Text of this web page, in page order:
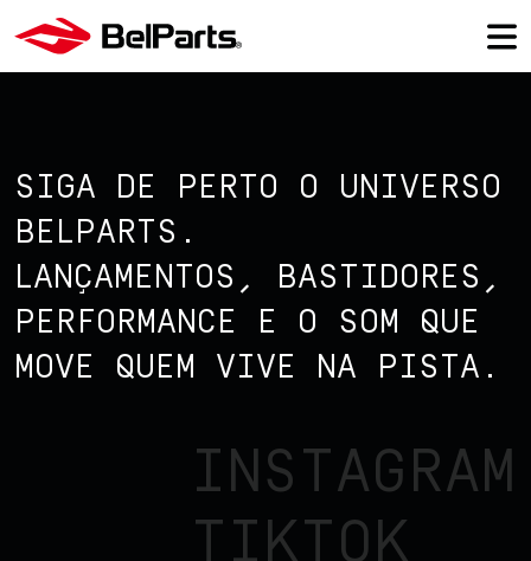
SIGA DE PERTO O UNIVERSO
BELPARTS.
LANÇAMENTOS, BASTIDORES,
PERFORMANCE E O SOM QUE
MOVE QUEM VIVE NA PISTA.
INSTAGRAM
TIKTOK